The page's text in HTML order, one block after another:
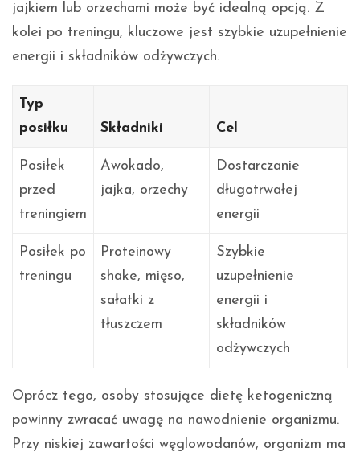
jajkiem lub orzechami może być idealną opcją. Z
kolei po treningu, kluczowe jest szybkie uzupełnienie
energii i składników odżywczych.
Typ
posiłku
Składniki Cel
Posiłek
przed
treningiem
Awokado,
jajka, orzechy
Dostarczanie
długotrwałej
energii
Posiłek po
treningu
Proteinowy
shake, mięso,
sałatki z
tłuszczem
Szybkie
uzupełnienie
energii i
składników
odżywczych
Oprócz tego, osoby stosujące dietę ketogeniczną
powinny zwracać uwagę na nawodnienie organizmu.
Przy niskiej zawartości węglowodanów, organizm ma